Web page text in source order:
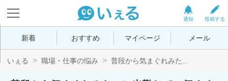
投稿する
通知
新着 おすすめ マイページ メール
いぇる 職場・仕事の悩み 普段から気まぐれみた...